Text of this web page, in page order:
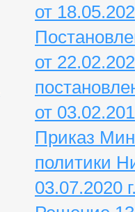
от
от
от
Приказ
политики
03.07.2020